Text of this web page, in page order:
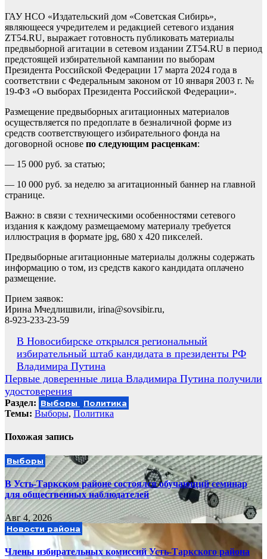
ГАУ НСО «Издательский дом «Советская Сибирь»,
являющееся учредителем и редакцией сетевого издания
ZT54.RU, выражает готовность публиковать материалы
предвыборной агитации в сетевом издании ZT54.RU в период
предстоящей избирательной кампании по выборам
Президента Российской Федерации 17 марта 2024 года в
соответствии с Федеральным законом от 10 января 2003 г. №
19-ФЗ «О выборах Президента Российской Федерации».
Размещение предвыборных агитационных материалов
осуществляется по предоплате в безналичной форме из
средств соответствующего избирательного фонда на
договорной основе по следующим расценкам:
— 15 000 руб. за статью;
— 10 000 руб. за неделю за агитационный баннер на главной
странице.
Важно: в связи с техническими особенностями сетевого
издания к каждому размещаемому материалу требуется
иллюстрация в формате jpg, 680 х 420 пикселей.
Предвыборные агитационные материалы должны содержать
информацию о том, из средств какого кандидата оплачено
размещение.
Прием заявок:
Ирина Мчедлишвили, irina@sovsibir.ru,
8-923-233-23-59
Навигация
по
записям
В Новосибирске открылся региональный
избирательный штаб кандидата в президенты РФ
Владимира Путина
Первые доверенные лица Владимира Путина получили
удостоверения
Раздел: Выборы Политика
Темы: Выборы, Политика
Похожая запись
Выборы
В Усть-Таркском районе состоялся обучающий семинар
для общественных наблюдателей
Авг 4, 2026
Новости района
Члены избирательных комиссий Усть-Таркского района